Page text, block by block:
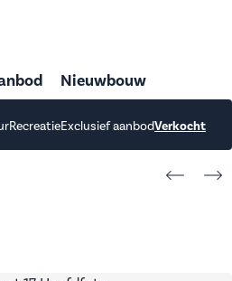
Nieuwbouw
RecreatieExclusief aanbodVerkocht